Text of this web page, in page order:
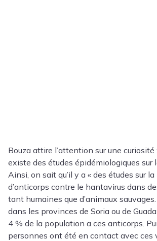
Bouza attire l’attention sur une curiosité
existe des études épidémiologiques sur
Ainsi, on sait qu’il y a « des études sur
d’anticorps contre le hantavirus dans
tant humaines que d’animaux sauvages.
dans les provinces de Soria ou de
4 % de la population a ces anticorps.
personnes ont été en contact avec ces